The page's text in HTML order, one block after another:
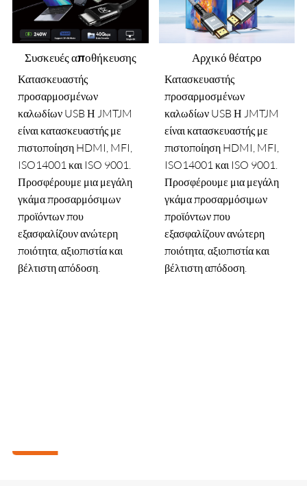
Συσκευές αποθήκευσης
Κατασκευαστής
προσαρμοσμένων
καλωδίων USB Η JMTJM
είναι κατασκευαστής με
πιστοποίηση HDMI, MFI,
ISO14001 και ISO 9001.
Προσφέρουμε μια μεγάλη
γκάμα προσαρμόσιμων
προϊόντων που
εξασφαλίζουν ανώτερη
ποιότητα, αξιοπιστία και
βέλτιστη απόδοση.
Αρχικό θέατρο
Κατασκευαστής
προσαρμοσμένων
καλωδίων USB Η JMTJM
είναι κατασκευαστής με
πιστοποίηση HDMI, MFI,
ISO14001 και ISO 9001.
Προσφέρουμε μια μεγάλη
γκάμα προσαρμόσιμων
προϊόντων που
εξασφαλίζουν ανώτερη
ποιότητα, αξιοπιστία και
βέλτιστη απόδοση.